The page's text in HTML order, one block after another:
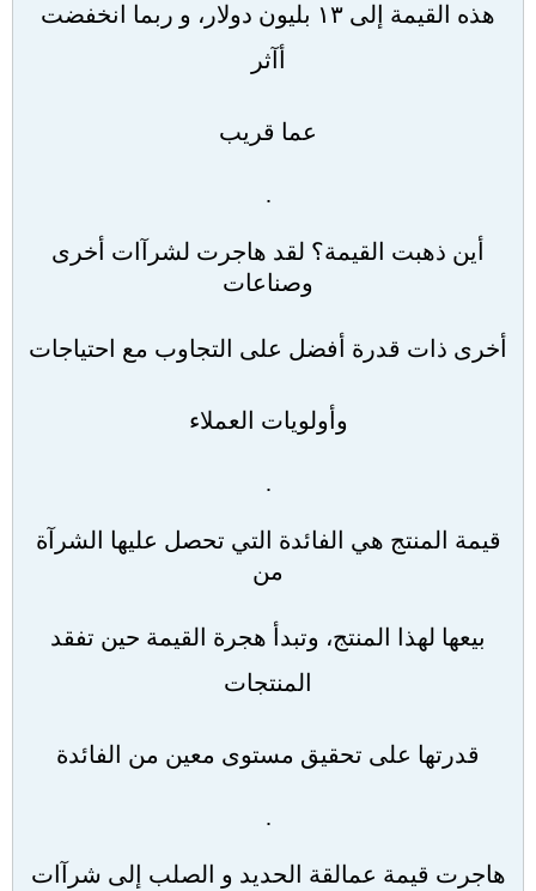
هذه القيمة إلى ١٣ بليون دولار، و ربما انخفضت
أآثر
عما قريب
.
أين ذهبت القيمة؟ لقد هاجرت لشرآات أخرى
وصناعات
أخرى ذات قدرة أفضل على التجاوب مع احتياجات
وأولويات العملاء
.
قيمة المنتج هي الفائدة التي تحصل عليها الشرآة
من
بيعها لهذا المنتج، وتبدأ هجرة القيمة حين تفقد
المنتجات
قدرتها على تحقيق مستوى معين من الفائدة
.
هاجرت قيمة عمالقة الحديد و الصلب إلى شرآات